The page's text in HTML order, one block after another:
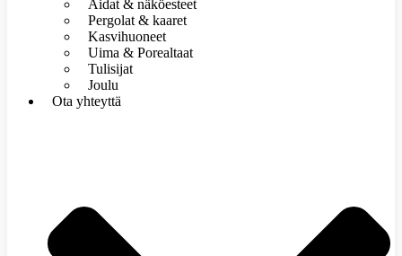
Aidat & näköesteet
Pergolat & kaaret
Kasvihuoneet
Uima & Porealtaat
Tulisijat
Joulu
Ota yhteyttä